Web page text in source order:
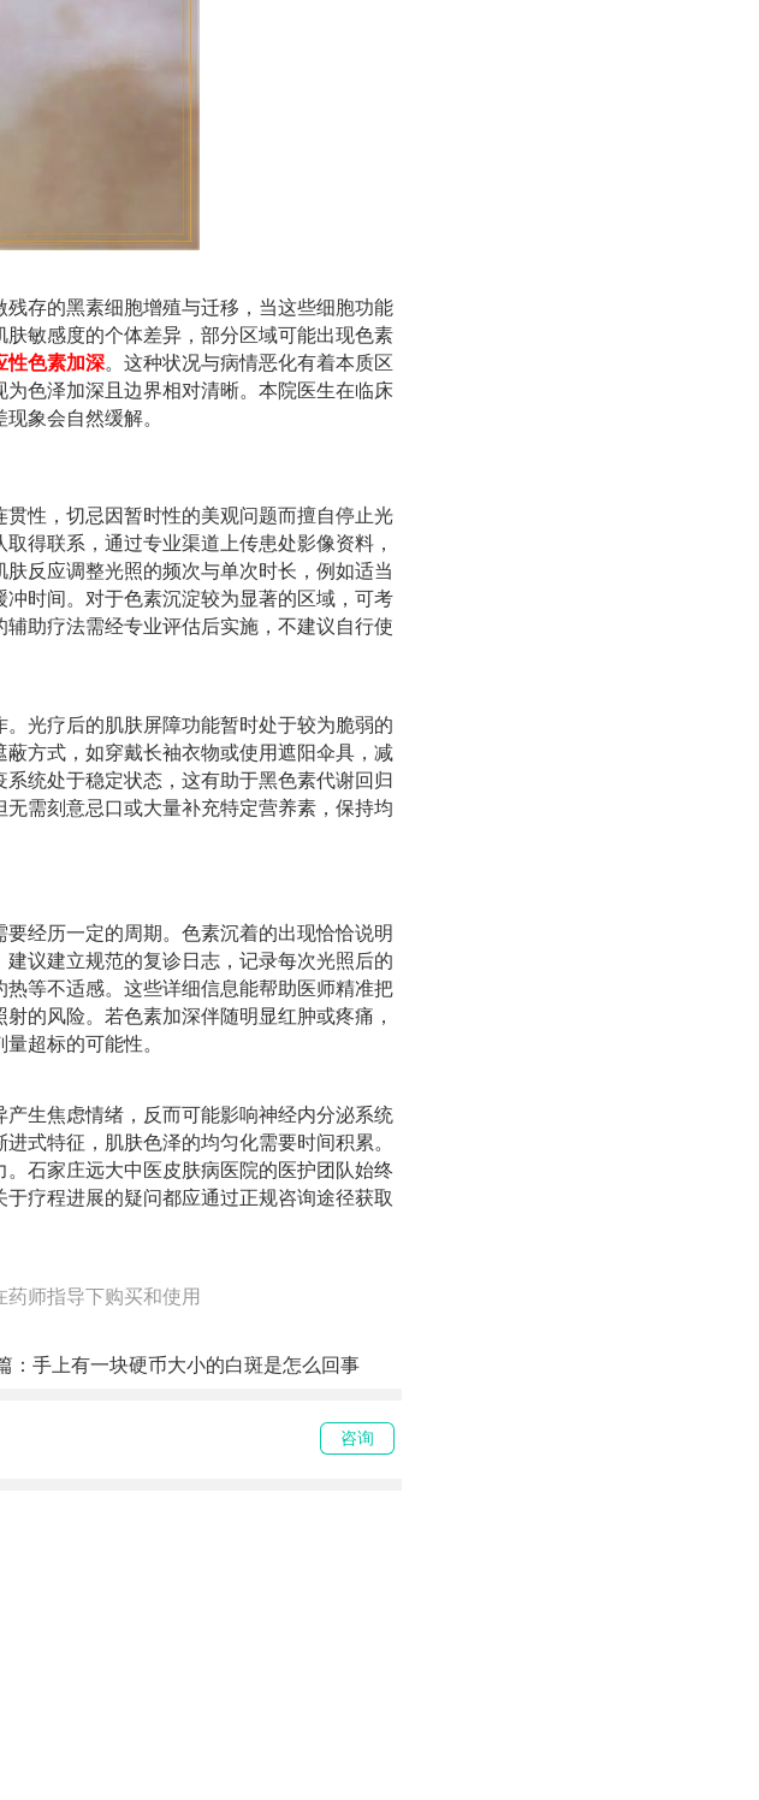
存的黑素细胞增殖与迁移，当这些细胞功能
敏感度的个体差异，部分区域可能出现色素
性色素加深。这种状况与病情恶化有着本质区
色泽加深且边界相对清晰。本院医生在临床
象会自然缓解。
性，切忌因暂时性的美观问题而擅自停止光
得联系，通过专业渠道上传患处影像资料，
反应调整光照的频次与单次时长，例如适当
时间。对于色素沉淀较为显著的区域，可考
助疗法需经专业评估后实施，不建议自行使
光疗后的肌肤屏障功能暂时处于较为脆弱的
方式，如穿戴长袖衣物或使用遮阳伞具，减
统处于稳定状态，这有助于黑色素代谢回归
需刻意忌口或大量补充特定营养素，保持均
经历一定的周期。色素沉着的出现恰恰说明
议建立规范的复诊日志，记录每次光照后的
等不适感。这些详细信息能帮助医师精准把
的风险。若色素加深伴随明显红肿或疼痛，
超标的可能性。
生焦虑情绪，反而可能影响神经内分泌系统
式特征，肌肤色泽的均匀化需要时间积累。
石家庄远大中医皮肤病医院的医护团队始终
疗程进展的疑问都应通过正规咨询途径获取
师指导下购买和使用
： 手上有一块硬币大小的白斑是怎么回事
咨询